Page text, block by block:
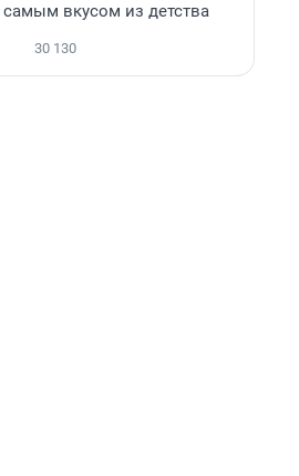
самым вкусом из детства
30 130